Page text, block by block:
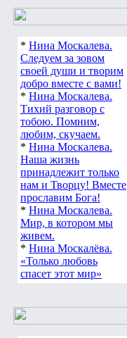
* Нина Москалева.
Следуем за зовом
своей души и творим
добро вместе с вами!
* Нина Москалева.
Тихий разговор с
тобою. Помним,
любим, скучаем.
* Нина Москалева.
Наша жизнь
принадлежит только
нам и Творцу! Вместе
прославим Бога!
* Нина Москалева.
Мир, в котором мы
живем.
* Нина Москалёва.
«Только любовь
спасет этот мир»